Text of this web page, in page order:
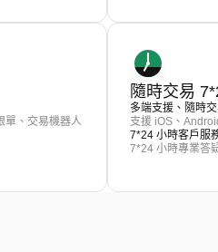
單、交易機器人
隨時交易
多端支援、隨時
支援 iOS、
7*24 小時客戶服
7*24 小時專業答